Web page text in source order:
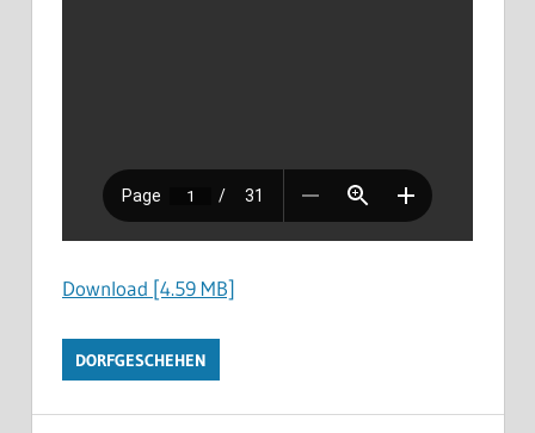
Download [4.59 MB]
DORFGESCHEHEN